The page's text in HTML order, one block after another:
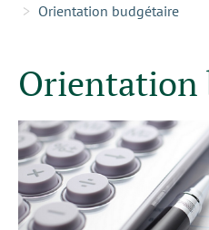
Orientation budgétaire
Orientation